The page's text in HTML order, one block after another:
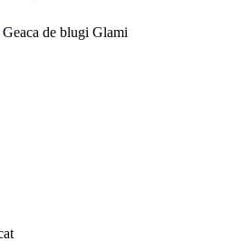
Geaca de blugi Glami